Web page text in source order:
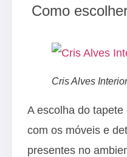
Como
Cris Alves
A escolha do
com os móveis e
presentes no